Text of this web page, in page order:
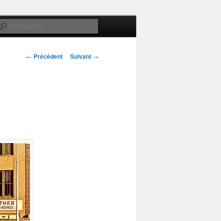
Navigation
← Précédent Suivant →